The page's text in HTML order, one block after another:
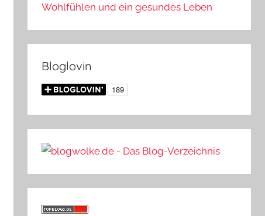
Wohlfühlen und ein gesundes Leben
Bloglovin